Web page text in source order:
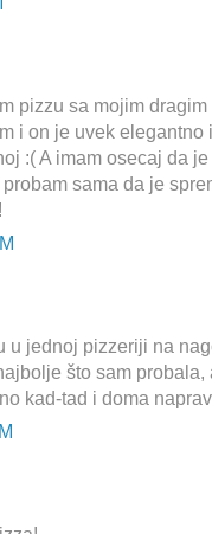
pizzu sa mojim
i on je uvek elegantno
:( A imam osecaj da
sama da je
u jednoj pizzeriji na
što sam probala,
kad-tad i doma